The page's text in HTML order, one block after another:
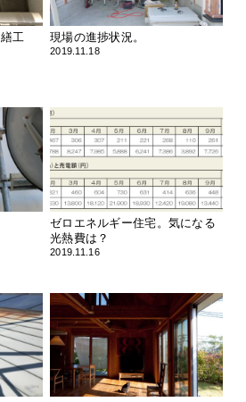
工
現場の進捗状況。
2019.11.18
ゼロエネルギー住宅。気になる
光熱費は？
2019.11.16